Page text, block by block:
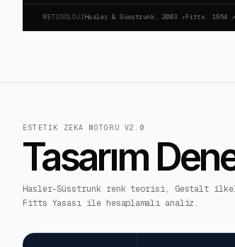
METODOLOJIHasler & Süsstrunk, 2003 ↗Fitts, 1954 ↗
ESTETIK ZEKA MOTORU V2.0
Tasarım
Hasler-Süsstrunk renk teorisi, Gestalt
Fitts Yasası ile hesaplamalı analiz.